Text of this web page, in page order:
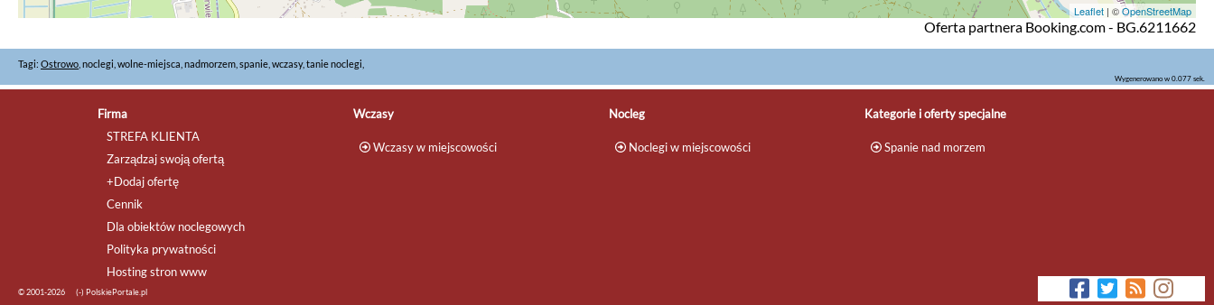
Leaflet | ©OpenStreetMap
Oferta partnera Booking.com - BG.6211662
Tagi: Ostrowo , noclegi, wolne-miejsca, nadmorzem, spanie, wczasy, tanie noclegi,
Wygenerowano w 0.077 sek.
Firma
STREFA KLIENTA
Zarządzaj swoją ofertą
+Dodaj ofertę
Cennik
Dla obiektów noclegowych
Polityka prywatności
Hosting stron www
Wczasy
Wczasy w miejscowości
Nocleg
Noclegi w miejscowości
Kategorie i oferty specjalne
Spanie nad morzem
© 2001-2026 (-) PolskiePortale.pl